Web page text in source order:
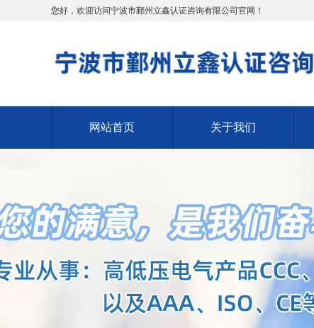
您好，欢迎访问宁波市鄞州立鑫认证咨询有限公司官网！
网站首页 关于我们